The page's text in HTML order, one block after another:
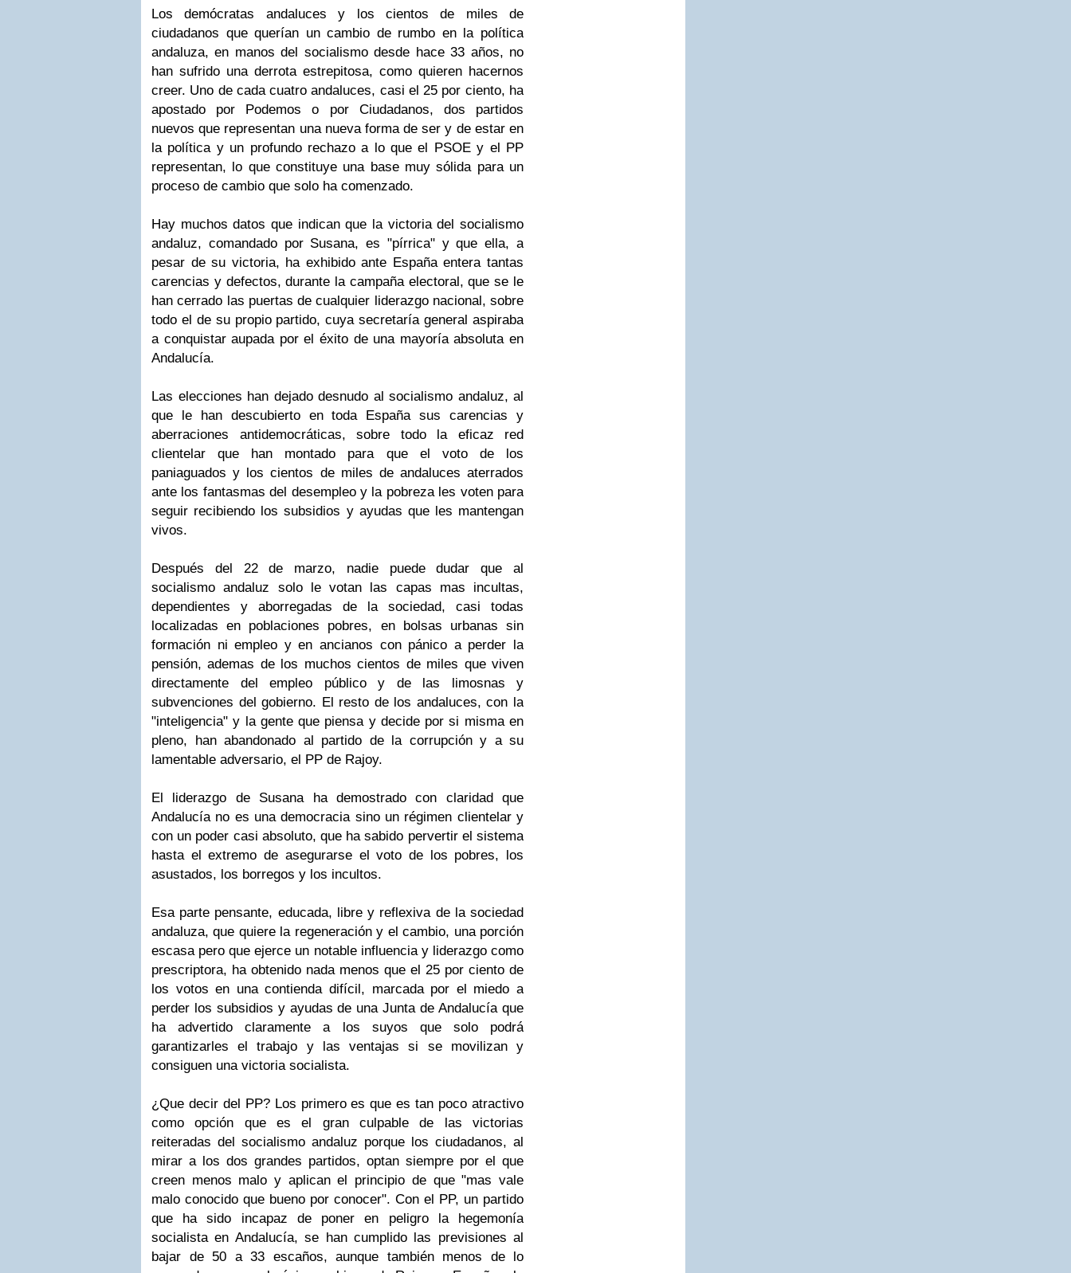
Los demócratas andaluces y los cientos de miles de
ciudadanos que querían un cambio de rumbo en la política
andaluza, en manos del socialismo desde hace 33 años, no
han sufrido una derrota estrepitosa, como quieren hacernos
creer. Uno de cada cuatro andaluces, casi el 25 por ciento, ha
apostado por Podemos o por Ciudadanos, dos partidos
nuevos que representan una nueva forma de ser y de estar en
la política y un profundo rechazo a lo que el PSOE y el PP
representan, lo que constituye una base muy sólida para un
proceso de cambio que solo ha comenzado.
Hay muchos datos que indican que la victoria del socialismo
andaluz, comandado por Susana, es "pírrica" y que ella, a
pesar de su victoria, ha exhibido ante España entera tantas
carencias y defectos, durante la campaña electoral, que se le
han cerrado las puertas de cualquier liderazgo nacional, sobre
todo el de su propio partido, cuya secretaría general aspiraba
a conquistar aupada por el éxito de una mayoría absoluta en
Andalucía.
Las elecciones han dejado desnudo al socialismo andaluz, al
que le han descubierto en toda España sus carencias y
aberraciones antidemocráticas, sobre todo la eficaz red
clientelar que han montado para que el voto de los
paniaguados y los cientos de miles de andaluces aterrados
ante los fantasmas del desempleo y la pobreza les voten para
seguir recibiendo los subsidios y ayudas que les mantengan
vivos.
Después del 22 de marzo, nadie puede dudar que al
socialismo andaluz solo le votan las capas mas incultas,
dependientes y aborregadas de la sociedad, casi todas
localizadas en poblaciones pobres, en bolsas urbanas sin
formación ni empleo y en ancianos con pánico a perder la
pensión, ademas de los muchos cientos de miles que viven
directamente del empleo público y de las limosnas y
subvenciones del gobierno. El resto de los andaluces, con la
"inteligencia" y la gente que piensa y decide por si misma en
pleno, han abandonado al partido de la corrupción y a su
lamentable adversario, el PP de Rajoy.
El liderazgo de Susana ha demostrado con claridad que
Andalucía no es una democracia sino un régimen clientelar y
con un poder casi absoluto, que ha sabido pervertir el sistema
hasta el extremo de asegurarse el voto de los pobres, los
asustados, los borregos y los incultos.
Esa parte pensante, educada, libre y reflexiva de la sociedad
andaluza, que quiere la regeneración y el cambio, una porción
escasa pero que ejerce un notable influencia y liderazgo como
prescriptora, ha obtenido nada menos que el 25 por ciento de
los votos en una contienda difícil, marcada por el miedo a
perder los subsidios y ayudas de una Junta de Andalucía que
ha advertido claramente a los suyos que solo podrá
garantizarles el trabajo y las ventajas si se movilizan y
consiguen una victoria socialista.
¿Que decir del PP? Los primero es que es tan poco atractivo
como opción que es el gran culpable de las victorias
reiteradas del socialismo andaluz porque los ciudadanos, al
mirar a los dos grandes partidos, optan siempre por el que
creen menos malo y aplican el principio de que "mas vale
malo conocido que bueno por conocer". Con el PP, un partido
que ha sido incapaz de poner en peligro la hegemonía
socialista en Andalucía, se han cumplido las previsiones al
bajar de 50 a 33 escaños, aunque también menos de lo